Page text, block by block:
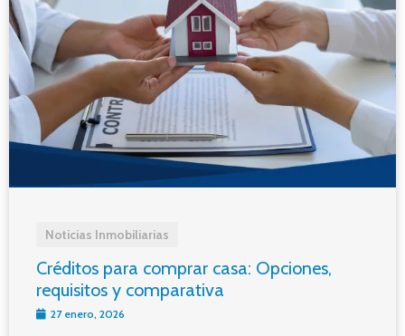
Noticias Inmobiliarias
Créditos para comprar casa: Opciones,
requisitos y comparativa
27 enero, 2026